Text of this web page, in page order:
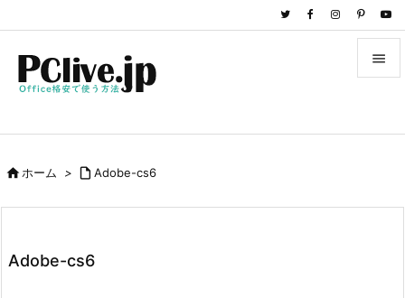

前へ
ホーム >  Adobe-cs6
Adobe-cs6